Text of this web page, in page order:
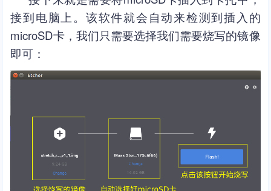
接到电脑上。该软件就会自动来检测到插入的
microSD卡，我们只需要选择我们需要烧写的镜像
即可：